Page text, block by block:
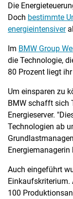
Die
Doch bestimmte
energieintensiver
Im BMW Group
die Technologie,
80 Prozent liegt
Um einsparen zu
BMW schafft sich
Energieserver.
Technologien ab
Energiemanagerin
Auch eingeführt
Einkaufskriterium.
100